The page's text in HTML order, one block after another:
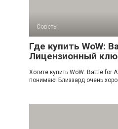
Советы
Где купить WoW:
Лицензионный
Хотите купить WoW: Battle for
понимаю! Близзард очень